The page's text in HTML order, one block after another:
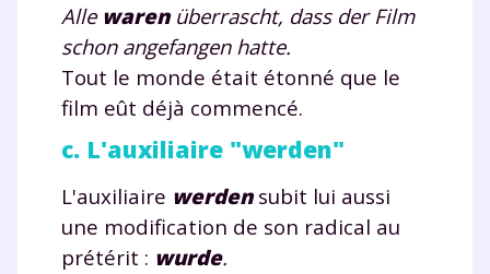
Alle warenüberrascht, dass der Film
schon angefangen hatte.
Tout le monde était étonné que le
film eût déjà commencé.
c. L'auxiliaire "werden"
L'auxiliaire werdensubit lui aussi
une modification de son radical au
prétérit : wurde.
* Votre code d'accès sera envoyé à cette adresse e-mail. En
renseignant votre e-mail, vous consentez à ce que vos
données à caractère personnel soient traitées par SEJER, sous
la marque myMaxicours, afin que SEJER puisse vous donner
accès au service de soutien scolaire pendant 24h. Pour en
savoir plus sur la gestion de vos données personnelles et
J’accepte de recevoir les actualités et des
communications de la part de